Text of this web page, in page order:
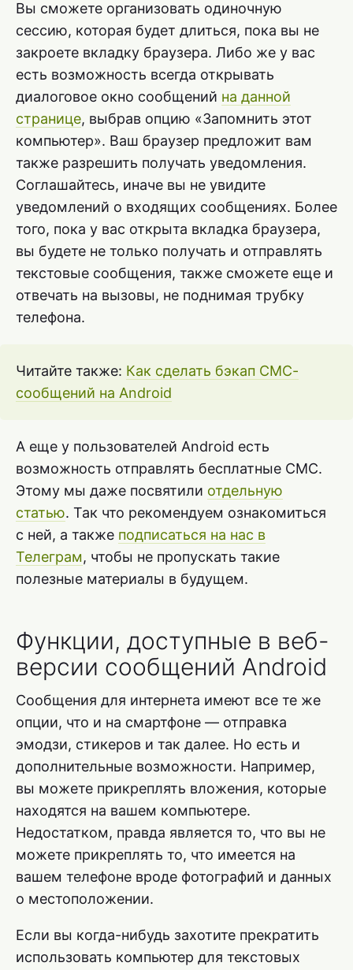
Вы сможете организовать одиночную
сессию, которая будет длиться, пока вы не
закроете вкладку браузера. Либо же у вас
есть возможность всегда открывать
диалоговое окно сообщений на данной
странице, выбрав опцию «Запомнить этот
компьютер». Ваш браузер предложит вам
также разрешить получать уведомления.
Соглашайтесь, иначе вы не увидите
уведомлений о входящих сообщениях. Более
того, пока у вас открыта вкладка браузера,
вы будете не только получать и отправлять
текстовые сообщения, также сможете еще и
отвечать на вызовы, не поднимая трубку
телефона.
Читайте также: Как сделать бэкап СМС-
сообщений на Android
А еще у пользователей Android есть
возможность отправлять бесплатные СМС.
Этому мы даже посвятили отдельную
статью. Так что рекомендуем ознакомиться
с ней, а также подписаться на нас в
Телеграм, чтобы не пропускать такие
полезные материалы в будущем.
Функции, доступные в веб-
версии сообщений Android
Сообщения для интернета имеют все те же
опции, что и на смартфоне — отправка
эмодзи, стикеров и так далее. Но есть и
дополнительные возможности. Например,
вы можете прикреплять вложения, которые
находятся на вашем компьютере.
Недостатком, правда является то, что вы не
можете прикреплять то, что имеется на
вашем телефоне вроде фотографий и данных
о местоположении.
Если вы когда-нибудь захотите прекратить
использовать компьютер для текстовых